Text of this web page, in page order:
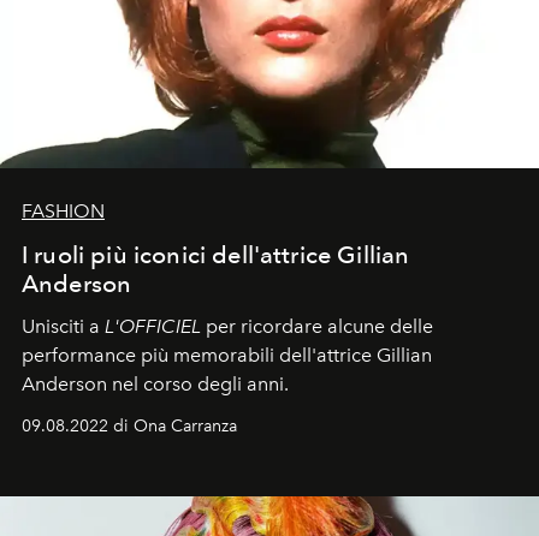
FASHION
I ruoli più iconici dell'attrice Gillian
Anderson
Unisciti a L'OFFICIEL per ricordare alcune delle
performance più memorabili dell'attrice Gillian
Anderson nel corso degli anni.
09.08.2022 di Ona Carranza